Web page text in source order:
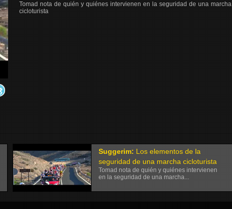
Tomad nota de quién y quiénes intervienen en la seguridad de una marcha
cicloturista
Suggerim: Los elementos de la
seguridad de una marcha cicloturista
Tomad nota de quién y quiénes intervienen
en la seguridad de una marcha...